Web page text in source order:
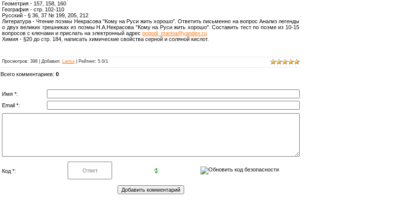
Геометрия - 157, 158, 160
География - стр. 102-110
Русский - § 36, 37 № 199, 205, 212
Литература - Чтение поэмы Некрасова "Кому на Руси жить хорошо". Ответить письменно на вопрос Анализ легенды
о двух великих грешниках из поэмы Н.А.Некрасова "Кому на Руси жить хорошо". Составить тест по поэме из 10-15
вопросов с ключами и прислать на электронный адрес pogodi_marina@yandex.ru
Химия - §20 до стр. 184, написать химические свойства серной и соляной кислот.
Просмотров: 398 | Добавил: Larisa Рейтинг: 5.0/1
Всего комментариев: 0
Имя *:
Email *:
Код *: